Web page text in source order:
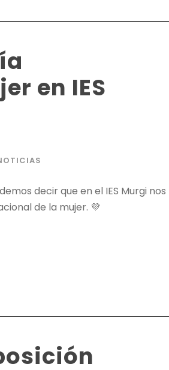
en IES
decir que en el IES Murgi nos
de la mujer. 💜